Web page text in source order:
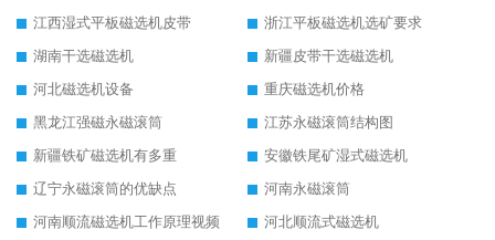
江西湿式平板磁选机皮带
浙江平板磁选机选矿要求
湖南干选磁选机
新疆皮带干选磁选机
河北磁选机设备
重庆磁选机价格
黑龙江强磁永磁滚筒
江苏永磁滚筒结构图
新疆铁矿磁选机有多重
安徽铁尾矿湿式磁选机
辽宁永磁滚筒的优缺点
河南永磁滚筒
河南顺流磁选机工作原理视频
河北顺流式磁选机